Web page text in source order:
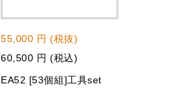
55,000 円 (税抜)
60,500 円 (税込)
EA52 [53個組]工具set